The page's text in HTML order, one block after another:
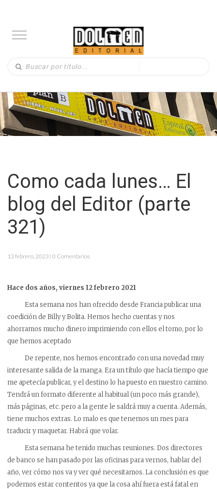
Como cada lunes… El
blog del Editor (parte
321)
13 febrero, 2023 | 0 Comentarios
Hace dos años, viernes 12 febrero 2021
Esta semana nos han ofrecido desde Francia publicar una
coedición de Billy y Bolita. Hemos hecho cuentas y nos
ahorramos mucho dinero imprimiendo con ellos el tomo, por lo
que hemos aceptado
De repente, nos hemos encontrado con una novedad muy
interesante salida de la manga. Era un título que hacía tiempo que
me apetecía publicar, y el destino lo ha puesto en nuestro camino.
Tendrá un formato diferente al habitual (un poco más grande),
más páginas, etc. pero a la gente le saldrá muy a cuenta. Además,
tiene muchos extras. Lo malo es que tenemos un mes para
traducir y maquetar. Habrá que volar.
Esta semana he tenido muchas reuniones. Dos directores
de banco se han pasado por las oficinas para vernos, hablar del
año, ver cómo nos va y ver qué necesitamos. La conclusión es que
podemos estar contentos ya que la cosa ahí fuera está fatal en